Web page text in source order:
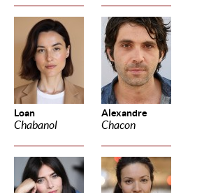
Loan
Chabanol
Alexandre
Chacon